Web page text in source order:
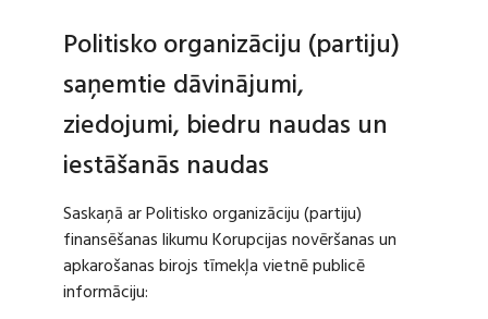
Politisko organizāciju (partiju)
saņemtie dāvinājumi,
ziedojumi, biedru naudas un
iestāšanās naudas
Saskaņā ar Politisko organizāciju (partiju)
finansēšanas likumu Korupcijas novēršanas un
apkarošanas birojs tīmekļa vietnē publicē
informāciju: